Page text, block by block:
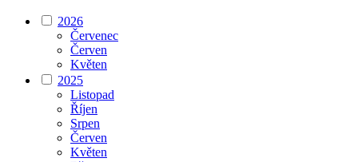
2026
Červenec
Červen
Květen
2025
Listopad
Říjen
Srpen
Červen
Květen